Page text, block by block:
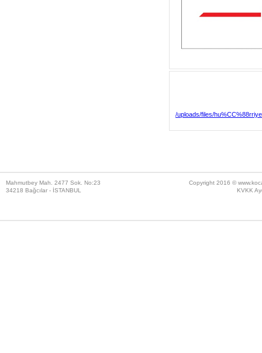
/uploads/files/
Mahmutbey Mah. 2477 Sok. No:23
34218 Bağcılar - İSTANBUL
Copyright 2016 ©
KVKK